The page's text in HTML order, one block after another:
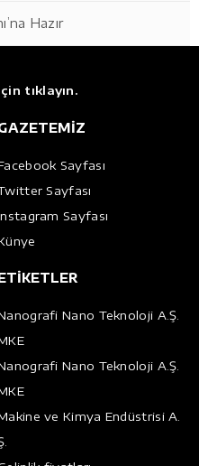
Hazır
tıklayın.
Sayfası
Sayfası
Sayfası
Nano Teknoloji A.Ş.
Nano Teknoloji A.Ş.
ve Kimya Endüstrisi A.